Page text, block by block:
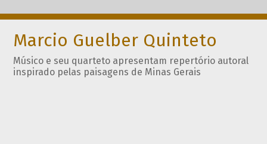
Marcio Guelber Quinteto
Músico e seu quarteto apresentam repertório autoral
inspirado pelas paisagens de Minas Gerais